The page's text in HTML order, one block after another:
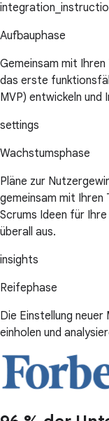
Aufbauphase
Gemeinsam mit
das erste
MVP) entwickeln
settings
Wachstumsphase
Pläne zur
gemeinsam mit Ihren
Scrums Ideen für
überall aus.
insights
Reifephase
Die Einstellung
einholen und